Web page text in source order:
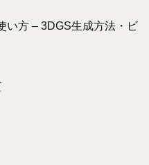
い方 – 3DGS生成方法・ビ